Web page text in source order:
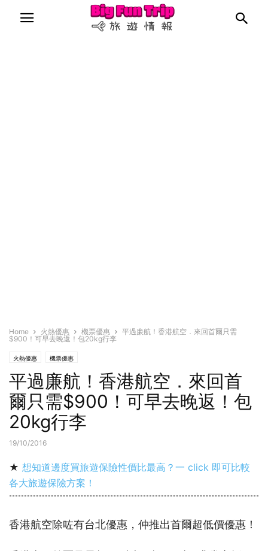
Home 火熱優惠 機票優惠
平過廉航！香港航空．來回首爾只需
$900！可早去晚返！包20kg行李
火熱優惠 機票優惠
平過廉航！香港航空．來回首
爾只需$900！可早去晚返！包
20kg行李
19/10/2016
★ 想知道邊度買旅遊保險性價比最高？一 click 即可比較
各大旅遊保險方案！
香港航空除咗有台北優惠，仲推出首爾超低價優惠！